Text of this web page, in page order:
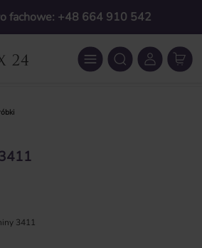
fachowe: +48 664 910 542